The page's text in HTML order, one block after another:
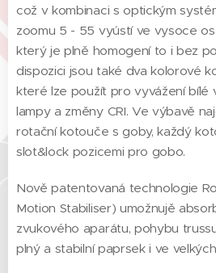
což v kombinaci s optickým
zoomu 5 - 55 vyústí ve vysoce
který je plně homogení to i bez
dispozici jsou také dva kolorové
které lze použít pro vyvážení bílé
lampy a změny CRI. Ve výbavě
rotační kotouče s goby, každý
slot&lock pozicemi pro gobo.
Nově patentovaná technologie
Motion Stabiliser) umožnujě
zvukového aparátu, pohybu
plný a stabilní paprsek i ve